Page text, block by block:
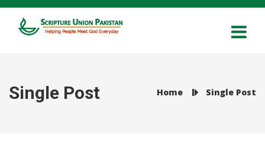
Single Post Home Single Post